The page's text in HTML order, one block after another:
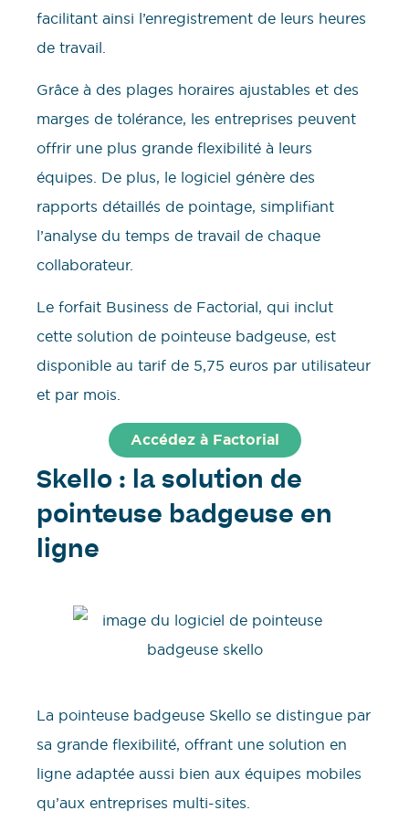
facilitant ainsi l’enregistrement de leurs heures
de travail.
Grâce à des plages horaires ajustables et des
marges de tolérance, les entreprises peuvent
offrir une plus grande flexibilité à leurs
équipes. De plus, le logiciel génère des
rapports détaillés de pointage, simplifiant
l’analyse du temps de travail de chaque
collaborateur.
Le forfait Business de Factorial, qui inclut
cette solution de pointeuse badgeuse, est
disponible au tarif de 5,75 euros par utilisateur
et par mois.
Accédez à Factorial
Skello : la solution de
pointeuse badgeuse en
ligne
La pointeuse badgeuse Skello se distingue par
sa grande flexibilité, offrant une solution en
ligne adaptée aussi bien aux équipes mobiles
qu’aux entreprises multi-sites.